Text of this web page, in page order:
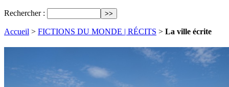
Rechercher :
Accueil > FICTIONS DU MONDE | RÉCITS > La ville écrite